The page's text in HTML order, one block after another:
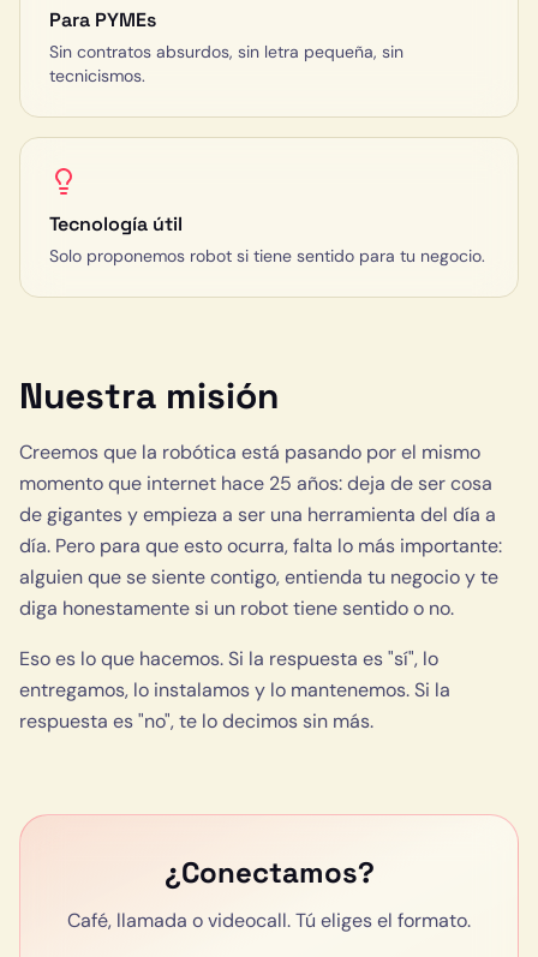
Para PYMEs
Sin contratos absurdos, sin letra pequeña, sin
tecnicismos.
Tecnología útil
Solo proponemos robot si tiene sentido para tu negocio.
Nuestra misión
Creemos que la robótica está pasando por el mismo
momento que internet hace 25 años: deja de ser cosa
de gigantes y empieza a ser una herramienta del día a
día. Pero para que esto ocurra, falta lo más importante:
alguien que se siente contigo, entienda tu negocio y te
diga honestamente si un robot tiene sentido o no.
Eso es lo que hacemos. Si la respuesta es "sí", lo
entregamos, lo instalamos y lo mantenemos. Si la
respuesta es "no", te lo decimos sin más.
¿Conectamos?
Café, llamada o videocall. Tú eliges el formato.